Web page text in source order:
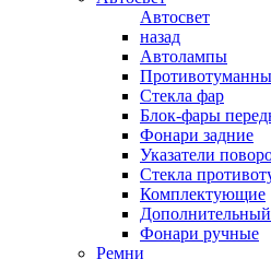
Автосвет
назад
Автолампы
Стекла фар
Блок-фары
Фонари задние
Указатели
Стекла
Комплектующие
Дополнительный
Фонари ручные
Ремни